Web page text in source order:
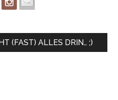
(FAST) ALLES DRIN… ;)